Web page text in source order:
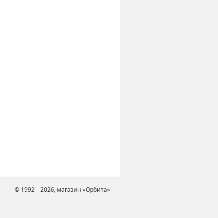
© 1992—2026, магазин «Орбита»